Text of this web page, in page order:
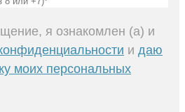
я ознакомлен (а) и
и даю
моих персональных